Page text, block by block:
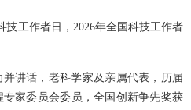
技工作者日，2026年全国科技工作者
讲话，老科学家及亲属代表，历届
家委员会委员，全国创新争先奖获